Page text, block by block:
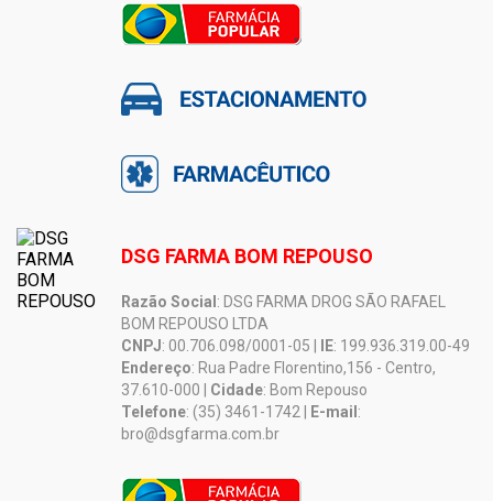
DSG FARMA BOM REPOUSO
Razão Social : DSG FARMA DROG SÃO RAFAEL
BOM REPOUSO LTDA
CNPJ: 00.706.098/0001-05 | IE: 199.936.319.00-49
Endereço: Rua Padre Florentino,156 - Centro,
37.610-000 | Cidade: Bom Repouso
Telefone: (35) 3461-1742 | E-mail :
bro@dsgfarma.com.br